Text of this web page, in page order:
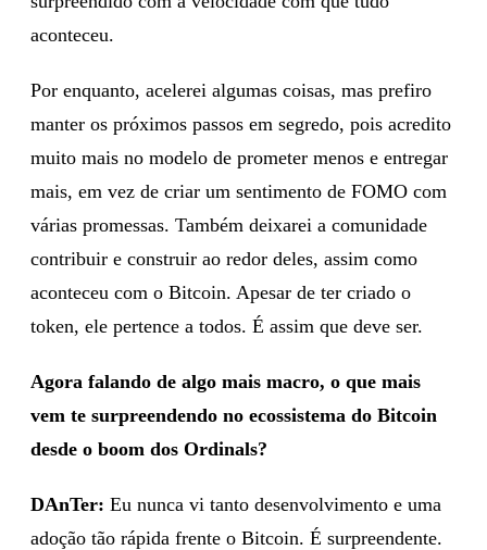
aconteceu.
Por enquanto, acelerei algumas coisas, mas prefiro
manter os próximos passos em segredo, pois acredito
muito mais no modelo de prometer menos e entregar
mais, em vez de criar um sentimento de FOMO com
várias promessas. Também deixarei a comunidade
contribuir e construir ao redor deles, assim como
aconteceu com o Bitcoin. Apesar de ter criado o
token, ele pertence a todos. É assim que deve ser.
Agora falando de algo mais macro, o que mais
vem te surpreendendo no ecossistema do Bitcoin
desde o boom dos Ordinals?
DAnTer: Eu nunca vi tanto desenvolvimento e uma
adoção tão rápida frente o Bitcoin. É surpreendente.